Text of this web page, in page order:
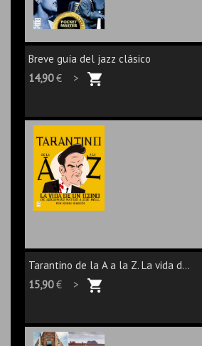
Breve guía del jazz clásico
14,90€ >
Tarantino de la A a la Z. La vida d...
15,90€ >